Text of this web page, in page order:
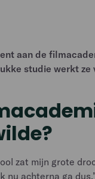
aan de
studie werkt ze
?
zat mijn grote
nu achterna ga